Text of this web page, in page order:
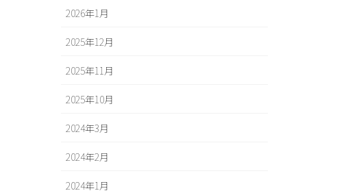
2026年1月
2025年12月
2025年11月
2025年10月
2024年3月
2024年2月
2024年1月